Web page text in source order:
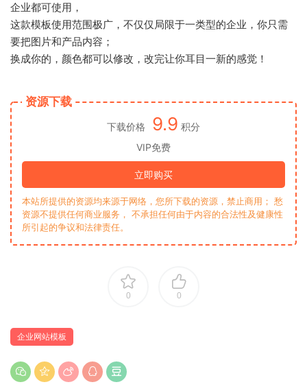
企业都可使用，
这款模板使用范围极广，不仅仅局限于一类型的企业，你只需
要把图片和产品内容；
换成你的，颜色都可以修改，改完让你耳目一新的感觉！
资源下载
下载价格 9.9 积分
VIP免费
立即购买
本站所提供的资源均来源于网络，您所下载的资源，禁止商用； 愁
资源不提供任何商业服务， 不承担任何由于内容的合法性及健康性
所引起的争议和法律责任。
0 0
企业网站模板